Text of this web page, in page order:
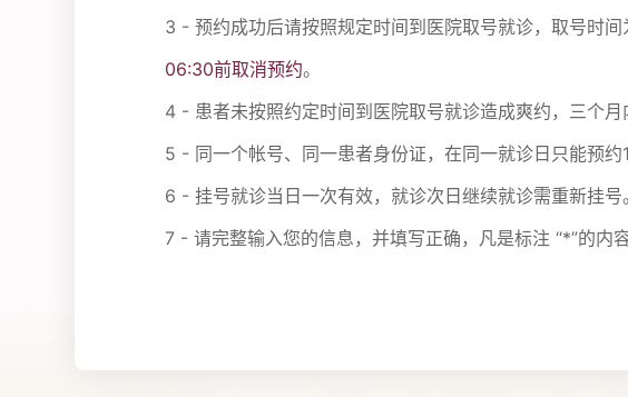
3 - 预约成功后请按照规定时间到医院取号就诊，取号时间
06:30前取消预约。
4 - 患者未按照约定时间到医院取号就诊造成爽约，三个
5 - 同一个帐号、同一患者身份证，在同一就诊日只能预约
6 - 挂号就诊当日一次有效，就诊次日继续就诊需重新挂号
7 - 请完整输入您的信息，并填写正确，凡是标注 “*”的内